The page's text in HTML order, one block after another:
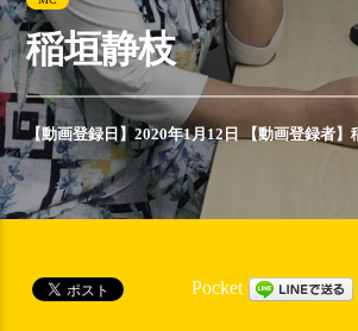
稲垣静枝
【動画登録日】2020年1月12日 【動画登録者】
Pocket